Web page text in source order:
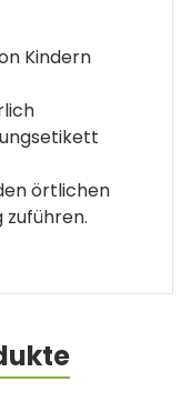
Kindern
örtlichen